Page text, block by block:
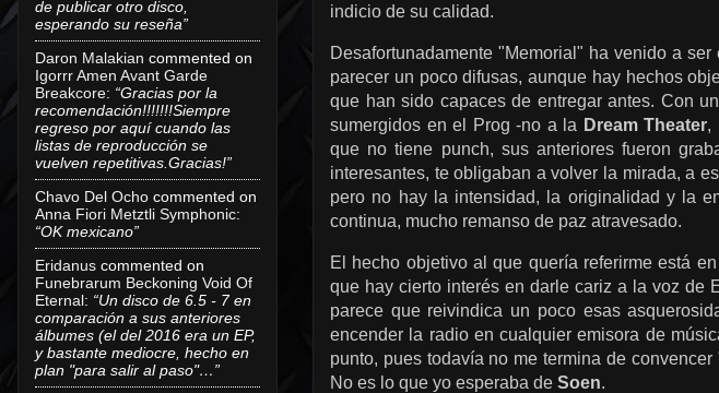
indicio de su calidad.
Desafortunadamente "Memorial" ha venido a
parecer un poco difusas, aunque hay hechos
que han sido capaces de entregar antes. Con
sumergidos en el Prog -no a la Dream Theater,
que no tiene punch, sus anteriores fueron
interesantes, te obligaban a volver la mirada, a
pero no hay la intensidad, la originalidad y la
continua, mucho remanso de paz atravesado.
El hecho objetivo al que quería referirme está
que hay cierto interés en darle cariz a la voz de
parece que reivindica un poco esas
encender la radio en cualquier emisora de
punto, pues todavía no me termina de
No es lo que yo esperaba de Soen.
de publicar otro disco,
esperando su reseña”
Daron Malakian commented on
Igorrr Amen Avant Garde
Breakcore: “Gracias por la
recomendación!!!!!!!Siempre
regreso por aquí cuando las
listas de reproducción se
vuelven repetitivas.Gracias!”
Chavo Del Ocho commented on
Anna Fiori Metztli Symphonic:
“OK mexicano”
Eridanus commented on
Funebrarum Beckoning Void Of
Eternal: “Un disco de 6.5 - 7 en
comparación a sus anteriores
álbumes (el del 2016 era un EP,
y bastante mediocre, hecho en
plan "para salir al paso"…”